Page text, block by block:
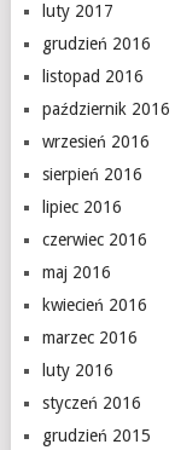
luty 2017
grudzień 2016
listopad 2016
październik 2016
wrzesień 2016
sierpień 2016
lipiec 2016
czerwiec 2016
maj 2016
kwiecień 2016
marzec 2016
luty 2016
styczeń 2016
grudzień 2015